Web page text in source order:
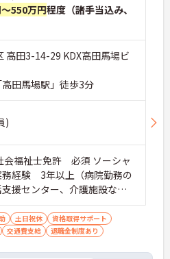
550万円程度（諸手当込み、
高田3-14-29 KDX高田馬場ビ
高田馬場駅」徒歩3分
)
会福祉士免許 必須 ソーシャ
務経験 3年以上（病院勤務の
援センター、介護施設な
土日祝休
資格取得サポート
交通費支給 退職金制度あり